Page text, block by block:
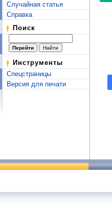
Случайная статья
Справка
Поиск
Инструменты
Спецстраницы
Версия для печати